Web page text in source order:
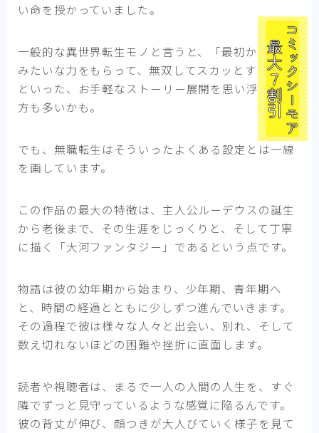
い命を授かっていました。
一般的な異世界転生モノと言うと、「最初から神様
みたいな力をもらって、無双してスカッとする！」
といった、お手軽なストーリー展開を思い浮かべる
方も多いかも。
でも、無職転生はそういったよくある設定とは一線
を画しています。
この作品の最大の特徴は、 主人公ルーデウスの誕生
から老後まで、その生涯をじっくりと、そして丁寧
に描く「大河ファンタジー」である という点です。
物語は彼の幼年期から始まり、少年期、青年期へ
と、時間の経過とともに少しずつ進んでいきます。
その過程で彼は様々な人々と出会い、別れ、そして
数え切れないほどの困難や挫折に直面します。
読者や視聴者は、まるで一人の人間の人生を、すぐ
隣でずっと見守っているような感覚に陥るんです。
彼の背丈が伸び、顔つきが大人びていく様子を見て